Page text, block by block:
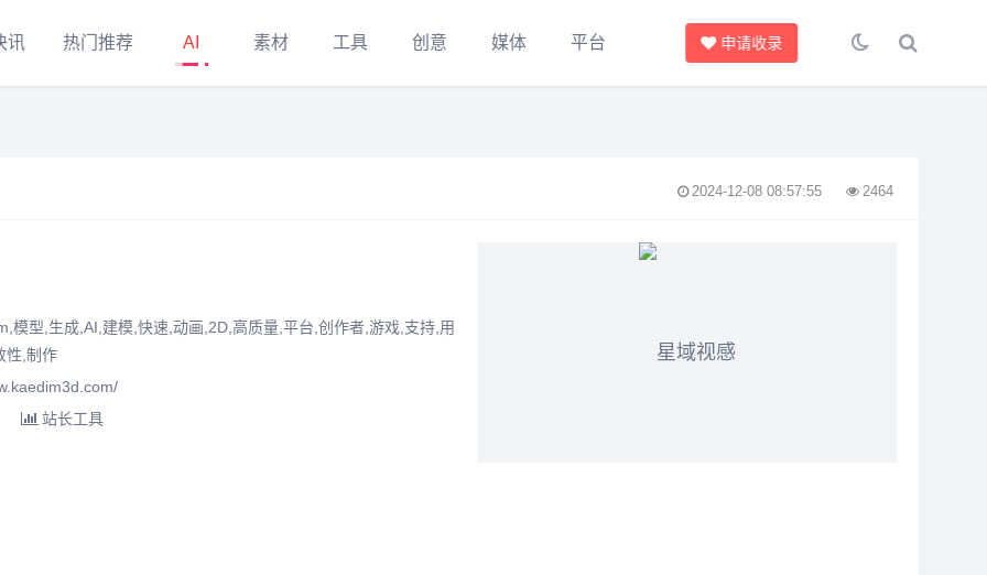
讯 热门推荐 AI 素材 工具 创意 媒体 平台 申请收录
2024-12-08 08:57:55 2464
模型,生成,AI,建模,快速,动画,2D,高质量,平台,创作者,游戏,支持,用
性,制作
站长工具